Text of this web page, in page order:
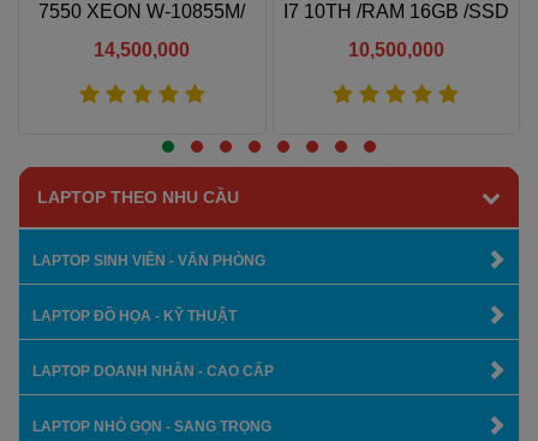
7550 XEON W-10855M/
16GB/ SSD 512GB/ 15.6"
FHD IPS
14,500,000
Xem thêm
I7 10TH /RAM 16GB /SSD
10,500,000
Xem thêm
LAPTOP THEO NHU CẦU
LAPTOP SINH VIÊN - VĂN PHÒNG
LAPTOP ĐỒ HỌA - KỸ THUẬT
LAPTOP DOANH NHÂN - CAO CẤP
LAPTOP NHỎ GỌN - SANG TRỌNG